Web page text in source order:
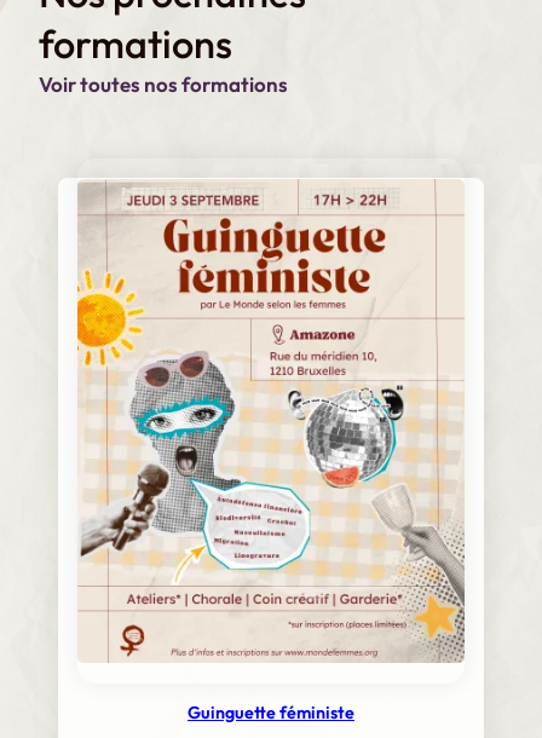
k
e
n
formations
Voir toutes nos formations
Guinguette féministe